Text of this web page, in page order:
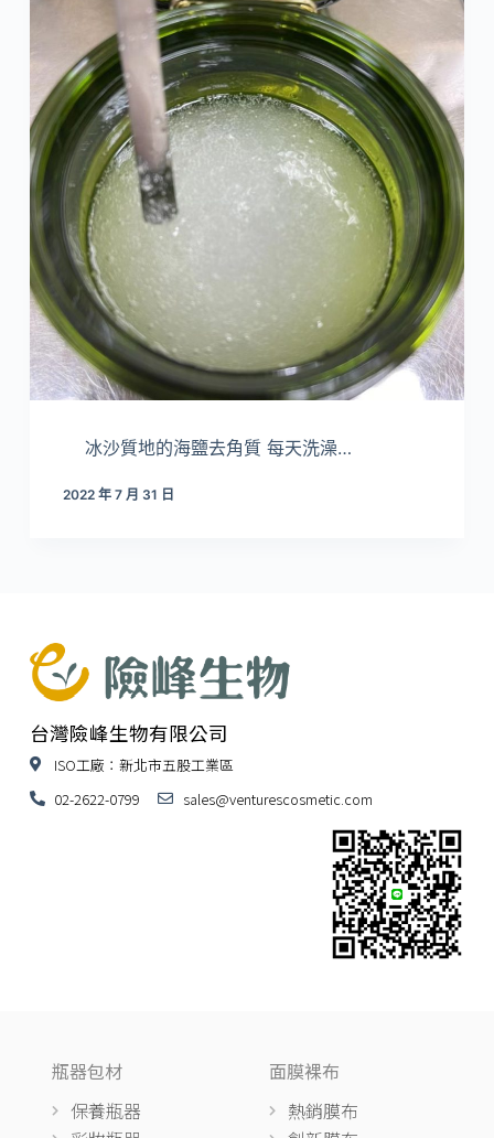
冰沙質地的海鹽去角質 每天洗澡…
2022 年 7 月 31 日
台灣險峰生物有限公司
ISO工廠：新北市五股工業區
02-2622-0799
sales@venturescosmetic.com
瓶器包材
保養瓶器
面膜裸布
熱銷膜布